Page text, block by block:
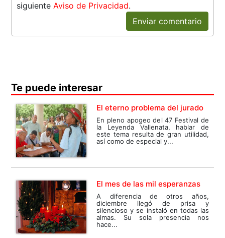
siguienteAviso de Privacidad.
Enviar comentario
Te puede interesar
El eterno problema del jurado
En pleno apogeo del 47 Festival de
la Leyenda Vallenata, hablar de
este tema resulta de gran utilidad,
así como de especial y...
El mes de las mil esperanzas
A diferencia de otros años,
diciembre llegó de prisa y
silencioso y se instaló en todas las
almas. Su sola presencia nos
hace...